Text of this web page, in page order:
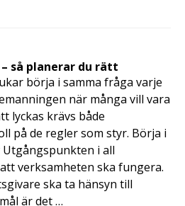
så planerar du rätt
börja i samma fråga varje
när många vill vara
lyckas krävs både
på de regler som styr. Börja i
i all
verksamheten ska fungera.
ska ta hänsyn till
är det …